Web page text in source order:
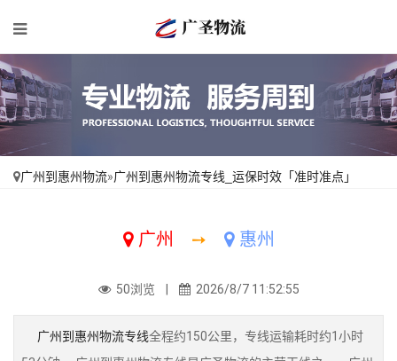
广州到惠州物流»广州到惠州物流专线_运保时效「准时准点」
广州 ➙ 惠州
50浏览 | 2026/8/7 11:52:55
广州到惠州物流专线全程约150公里，专线运输耗时约1小时